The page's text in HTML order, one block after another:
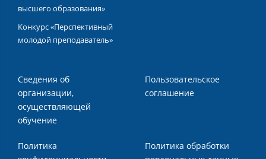
высшего образования»
Конкурс «Перспективный
молодой преподаватель»
Сведения об
организации,
осуществляющей
обучение
Пользовательское
соглашение
Политика
Политика обработки